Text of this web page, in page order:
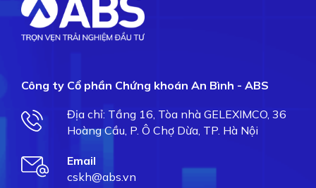
Công ty Cổ phần Chứng khoán An Bình - ABS
Địa chỉ: Tầng 16, Tòa nhà GELEXIMCO, 36
Hoàng Cầu, P. Ô Chợ Dừa, TP. Hà Nội
Email
cskh@abs.vn